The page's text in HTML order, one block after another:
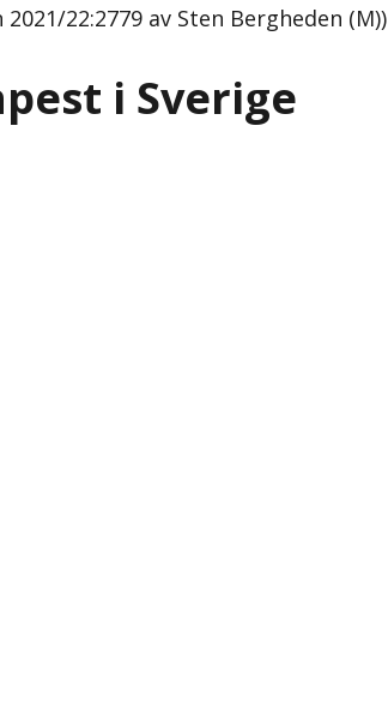
22:2779 av Sten Bergheden (M))
i Sverige